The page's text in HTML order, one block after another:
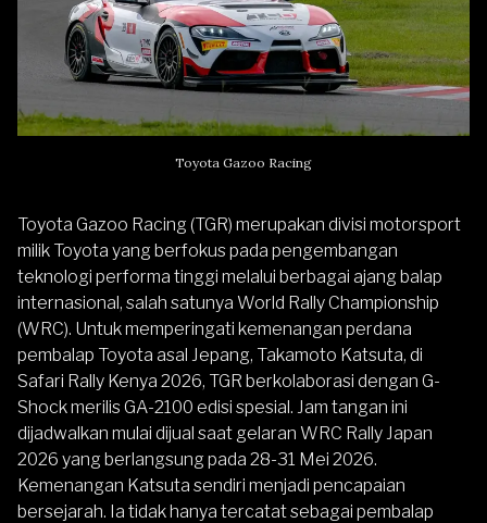
Toyota Gazoo Racing
Toyota Gazoo Racing (TGR) merupakan divisi motorsport
milik Toyota yang berfokus pada pengembangan
teknologi performa tinggi melalui berbagai ajang balap
internasional, salah satunya World Rally Championship
(WRC). Untuk memperingati kemenangan perdana
pembalap Toyota asal Jepang, Takamoto Katsuta, di
Safari Rally Kenya 2026, TGR berkolaborasi dengan G-
Shock merilis GA-2100 edisi spesial. Jam tangan ini
dijadwalkan mulai dijual saat gelaran WRC Rally Japan
2026 yang berlangsung pada 28-31 Mei 2026.
Kemenangan Katsuta sendiri menjadi pencapaian
bersejarah. Ia tidak hanya tercatat sebagai pembalap